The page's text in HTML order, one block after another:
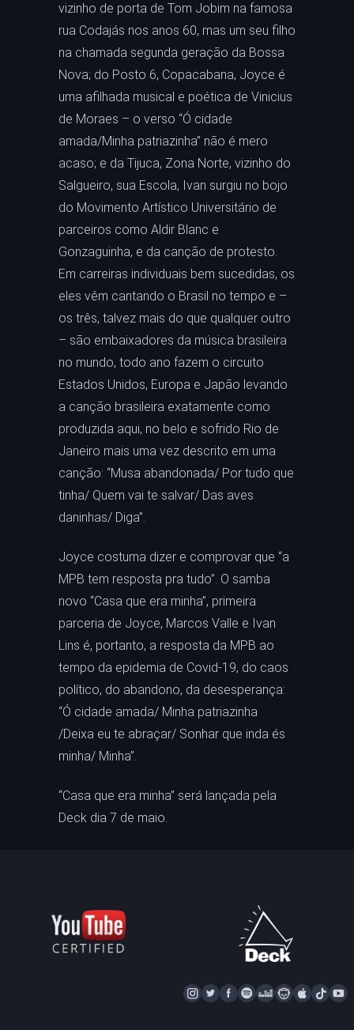
vizinho de porta de Tom Jobim na famosa
rua Codajás nos anos 60, mas um seu filho
na chamada segunda geração da Bossa
Nova; do Posto 6, Copacabana, Joyce é
uma afilhada musical e poética de Vinicius
de Moraes – o verso “Ó cidade
amada/Minha patriazinha” não é mero
acaso; e da Tijuca, Zona Norte, vizinho do
Salgueiro, sua Escola, Ivan surgiu no bojo
do Movimento Artístico Universitário de
parceiros como Aldir Blanc e
Gonzaguinha, e da canção de protesto.
Em carreiras individuais bem sucedidas, os
eles vêm cantando o Brasil no tempo e –
os três, talvez mais do que qualquer outro
– são embaixadores da música brasileira
no mundo, todo ano fazem o circuito
Estados Unidos, Europa e Japão levando
a canção brasileira exatamente como
produzida aqui, no belo e sofrido Rio de
Janeiro mais uma vez descrito em uma
canção: “Musa abandonada/ Por tudo que
tinha/ Quem vai te salvar/ Das aves
daninhas/ Diga”.
Joyce costuma dizer e comprovar que “a
MPB tem resposta pra tudo”. O samba
novo “Casa que era minha”, primeira
parceria de Joyce, Marcos Valle e Ivan
Lins é, portanto, a resposta da MPB ao
tempo da epidemia de Covid-19, do caos
político, do abandono, da desesperança:
“Ó cidade amada/ Minha patriazinha
/Deixa eu te abraçar/ Sonhar que inda és
minha/ Minha”.
“Casa que era minha” será lançada pela
Deck dia 7 de maio.
I
N
T
W
F
A
S
P
D
E
N
A
A
P
T